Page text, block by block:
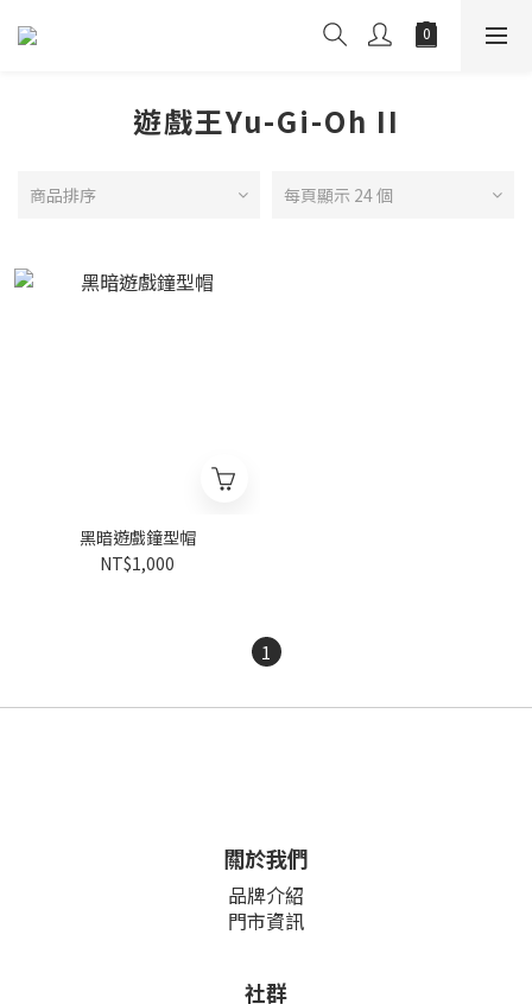
遊戲王Yu-Gi-Oh II
商品排序 每頁顯示 24 個
黑暗遊戲鐘型帽
NT$1,000
1
關於我們
品牌介紹
門市資訊
社群